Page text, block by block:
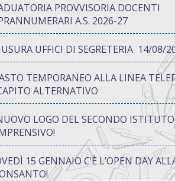
PROVVISORIA DOCENTI
A.S. 2026-27
UFFICI DI SEGRETERIA 14/08/
TEMPORANEO ALLA LINEA
ALTERNATIVO
LOGO DEL SECONDO ISTITUTO
15 GENNAIO C’È L’OPEN DAY